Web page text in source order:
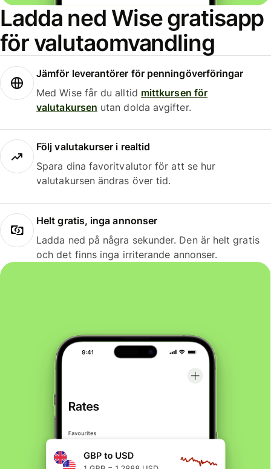
Ladda ned Wise gratisapp
för valutaomvandling
Jämför leverantörer för penningöverföringar
Med Wise får du alltid mittkursen för
valutakursen utan dolda avgifter.
Följ valutakurser i realtid
Spara dina favoritvalutor för att se hur
valutakursen ändras över tid.
Helt gratis, inga annonser
Ladda ned på några sekunder. Den är helt gratis
och det finns inga irriterande annonser.